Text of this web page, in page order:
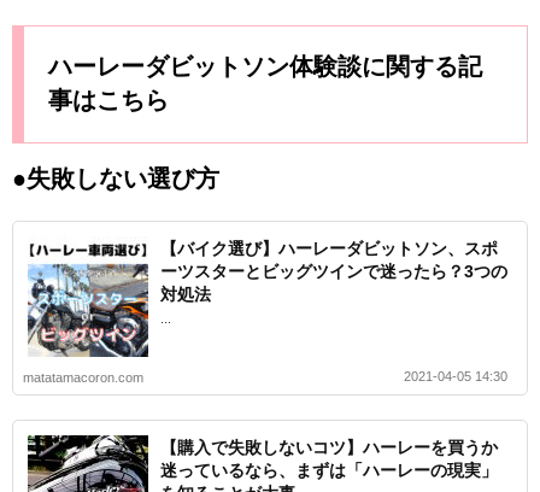
ハーレーダビットソン体験談に関する記
事はこちら
●失敗しない選び方
【バイク選び】ハーレーダビットソン、スポ
ーツスターとビッグツインで迷ったら？3つの
対処法
matatamacoron.com 2021-04-05 14:30
【購入で失敗しないコツ】ハーレーを買うか
迷っているなら、まずは「ハーレーの現実」